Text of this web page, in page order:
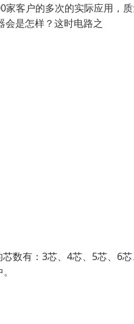
客户的多次的实际应用，
会是怎样？这时电路之
数有：3芯、4芯、5芯、6